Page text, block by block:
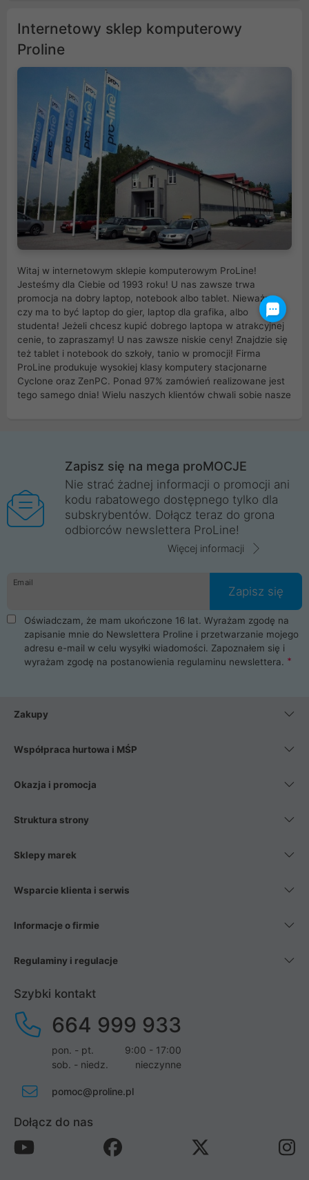
Internetowy sklep komputerowy
Proline
Witaj w internetowym sklepie komputerowym ProLine!
Jesteśmy dla Ciebie od 1993 roku! U nas zawsze trwa
promocja na dobry laptop, notebook albo tablet. Nieważne
czy ma to być laptop do gier, laptop dla grafika, albo
studenta! Jeżeli chcesz kupić dobrego laptopa w atrakcyjnej
cenie, to zapraszamy! U nas zawsze niskie ceny! Znajdzie się
też tablet i notebook do szkoły, tanio w promocji! Firma
ProLine produkuje wysokiej klasy komputery stacjonarne
Cyclone oraz ZenPC. Ponad 97% zamówień realizowane jest
tego samego dnia! Wielu naszych klientów chwali sobie nasze
Wrocław, Poznań, Legnica, Katowice, Gliwice, Kalisz, Bytom,
Trzebnica, Opole. Szybka i profesjonalna obsługa!
ProLine to polska firma ze 100% polskim kapitałem. Działamy
legalnie i płacimy podatki w naszym kraju! Posiadamy siedzibę
główną w Mirkowie oraz salony na terenie kraju. Cała
komunikacja ze sklepem komputerowym ProLine jest
danych osobowych. Dlatego zakup notebooka albo laptopa w
ProLine to czysta przyjemność i pełne bezpieczeństwo.
Zaopatrzysz się u nas w akcesoria i części komputerowe
takie jak procesory, karty graficzne, płyty główne, pamięci,
dyski SSD, M.2 oraz HDD. Nasi pracownicy pomogą Ci wybrać
najlepszy zasilacz komputerowy oraz obudowę do komputera.
Poza komputerami mamy również najlepsze na rynku
Smartfony takich producentów jak Xiaomi, Apple, Samsung i
wentylatory. Na koniec mając już to wszystko, możesz
Zapisz się na mega proMOCJE
Nie strać żadnej informacji o promocji ani
kodu rabatowego dostępnego tylko dla
subskrybentów. Dołącz teraz do grona
odbiorców newslettera ProLine!
Więcej informacji
Email
Zapisz się
Oświadczam, że mam ukończone 16 lat. Wyrażam zgodę na
zapisanie mnie do Newslettera Proline i przetwarzanie mojego
adresu e-mail w celu wysyłki wiadomości. Zapoznałem się i
wyrażam zgodę na postanowienia regulaminu newslettera.
Zakupy
Współpraca hurtowa i MŚP
Okazja i promocja
Struktura strony
Sklepy marek
Wsparcie klienta i serwis
Informacje o firmie
Regulaminy i regulacje
Szybki kontakt
664 999 933
pon. - pt.
9:00 - 17:00
sob. - niedz.
nieczynne
pomoc@proline.pl
Dołącz do nas